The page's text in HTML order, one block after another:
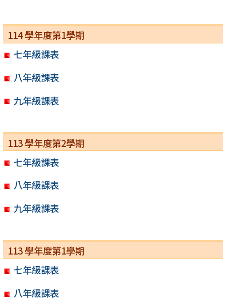
114 學年度第1學期
七年級課表
八年級課表
九年級課表
113 學年度第2學期
七年級課表
八年級課表
九年級課表
113 學年度第1學期
七年級課表
八年級課表